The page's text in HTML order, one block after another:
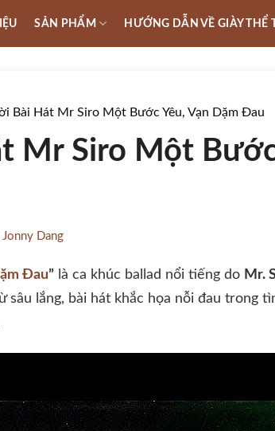
SẢN PHẨM HƯỚNG DẪN VỀ GIÀY THỂ
Bài Hát Mr Siro Một Bước Yêu, Vạn Dặm Đau
Mr Siro Một
Jonny Dang
Đau” là ca khúc ballad nổi tiếng do Mr.
sâu lắng, bài hát khắc họa nỗi đau trong